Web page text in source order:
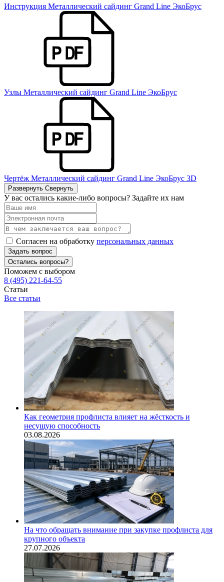
Инструкция Металлический сайдинг Grand Line ЭкоБрус
Узлы Металлический сайдинг Grand Line ЭкоБрус
Чертёж Металлический сайдинг Grand Line ЭкоБрус 3D
Развернуть Свернуть
У вас остались какие-либо вопросы? Задайте их нам
Согласен на обработку персональных данных
Задать вопрос
Остались вопросы?
Поможем с выбором
8 (495) 221-64-55
Статьи
Все статьи
Как геометрия профлиста влияет на жёсткость и
несущую способность
03.08.2026
На что обращать внимание при закупке профлиста для
крупного объекта
27.07.2026